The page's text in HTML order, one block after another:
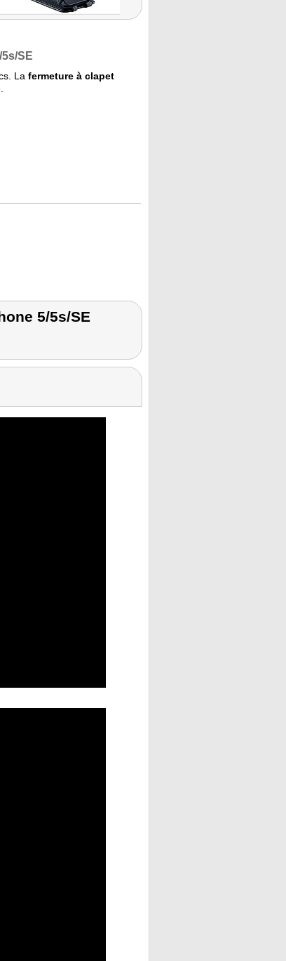
SE
La fermeture à clapet
5/5s/SE